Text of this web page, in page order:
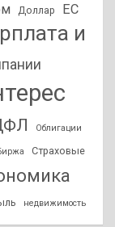
Доллар ЕС
и
Облигации
Страховые
недвижимость